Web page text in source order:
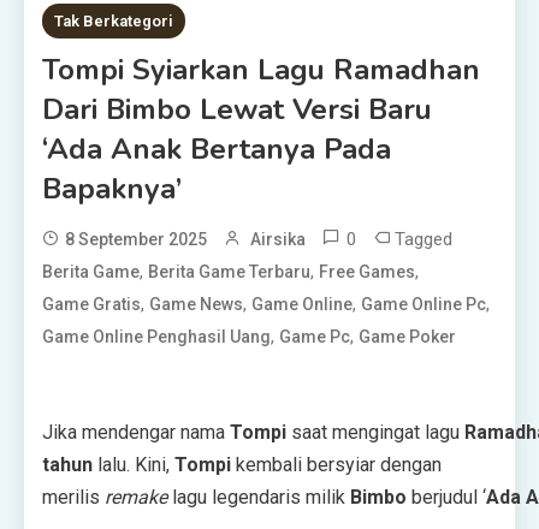
Tak Berkategori
Tompi Syiarkan Lagu Ramadhan
Dari Bimbo Lewat Versi Baru
‘Ada Anak Bertanya Pada
Bapaknya’
8 September 2025 Airsika 0 Tagged
Berita Game, Berita Game Terbaru, Free Games,
Game Gratis, Game News, Game Online, Game Online Pc,
Game Online Penghasil Uang, Game Pc, Game Poker
Jika mendengar nama Tompi saat mengingat lagu
tahun lalu. Kini, Tompi kembali bersyiar dengan
merilis remakelagu legendaris milik Bimbo berjudul ‘Ada